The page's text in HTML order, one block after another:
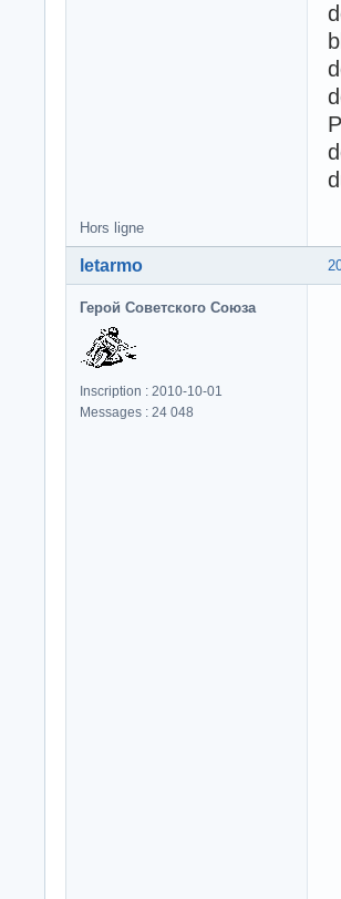
Hors ligne
letarmo
Герой Советского Союза
Inscription : 2010-10-01
Messages : 24 048